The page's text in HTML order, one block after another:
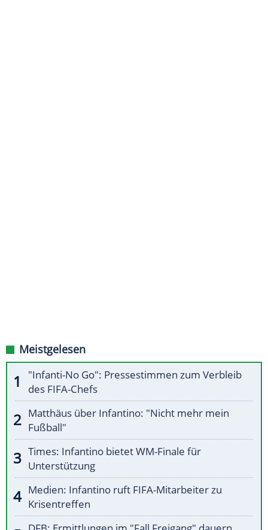
Meistgelesen
"Infanti-No Go": Pressestimmen zum Verbleib
des FIFA-Chefs
Matthäus über Infantino: "Nicht mehr mein
Fußball"
Times: Infantino bietet WM-Finale für
Unterstützung
Medien: Infantino ruft FIFA-Mitarbeiter zu
Krisentreffen